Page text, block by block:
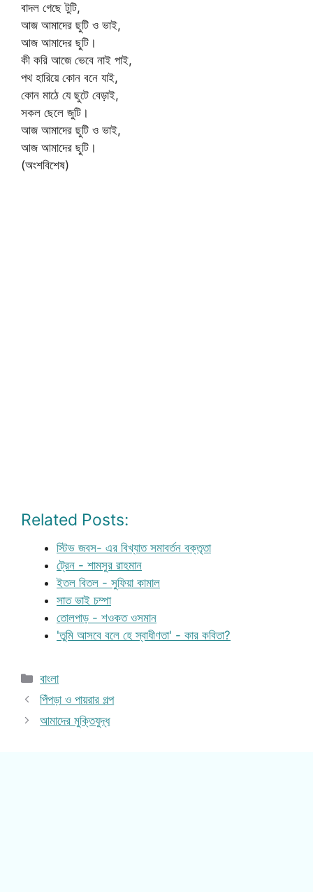
বাদল গেছে টুটি,
আজ আমাদের ছুটি ও ভাই,
আজ আমাদের ছুটি।
কী করি আজে ভেবে নাই পাই,
পথ হারিয়ে কোন বনে যাই,
কোন মাঠে যে ছুটে বেড়াই,
সকল ছেলে জুটি।
আজ আমাদের ছুটি ও ভাই,
আজ আমাদের ছুটি।
(অংশবিশেষ)
Related Posts:
স্টিভ জবস- এর বিখ্যাত সমাবর্তন বক্তৃতা
ট্রেন - শামসুর রাহমান
ইতল বিতল - সুফিয়া কামাল
সাত ভাই চম্পা
তোলপাড় - শওকত ওসমান
'তুমি আসবে বলে হে স্বাধীণতা' - কার কবিতা?
Categories
বাংলা
পিঁপড়া ও পায়রার গল্প
আমাদের মুক্তিযুদ্ধ